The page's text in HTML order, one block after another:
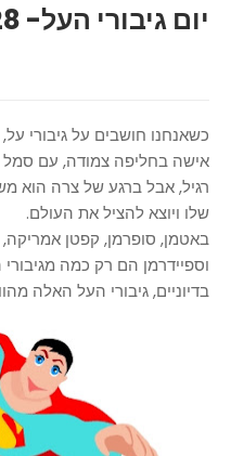
יום גיבורי העל- 28 באפריל
כשאנחנו חושבים על גיבורי
אישה בחליפה צמודה, עם סמל
רגיל, אבל ברגע של צרה הוא
שלו ויוצא להציל את העולם.
באטמן, סופרמן, קפטן אמריקה,
וספיידרמן הם רק כמה
בדיוניים, גיבורי העל האלה